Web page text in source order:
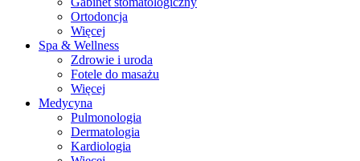
Ortodoncja
Więcej
Spa & Wellness
Zdrowie i uroda
Fotele do masażu
Więcej
Medycyna
Pulmonologia
Dermatologia
Kardiologia